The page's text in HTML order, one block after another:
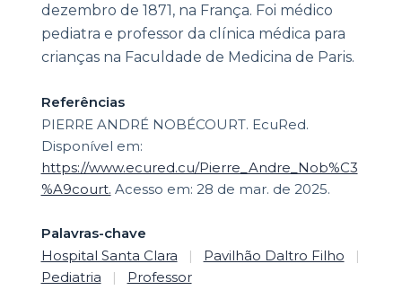
dezembro de 1871, na França. Foi médico
pediatra e professor da clínica médica para
crianças na Faculdade de Medicina de Paris.
Referências
PIERRE ANDRÉ NOBÉCOURT. EcuRed.
Disponível em:
https://www.ecured.cu/Pierre_Andre_Nob%C3
%A9court. Acesso em: 28 de mar. de 2025.
Palavras-chave
Hospital Santa Clara
| Pavilhão Daltro Filho
|
Pediatria
| Professor